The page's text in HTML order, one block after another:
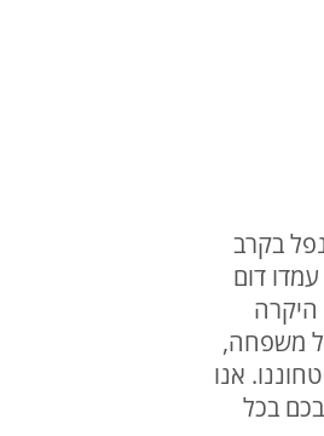
בקרב
דום
היקרה
משפחה,
​אנו
בכל